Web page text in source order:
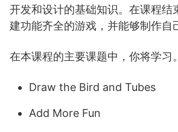
开发和设计的基础知识。在课程结
建功能齐全的游戏，并能够制作自
在本课程的主要课题中，你将学习。
Draw the Bird and Tubes
Add More Fun